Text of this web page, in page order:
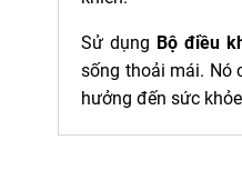
Sử dụng Bộ điều
sống thoải mái. Nó
hưởng đến sức